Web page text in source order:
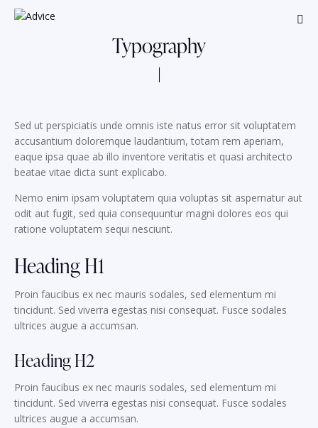
Typography
Sed ut perspiciatis unde omnis iste natus error sit voluptatem
accusantium doloremque laudantium, totam rem aperiam,
eaque ipsa quae ab illo inventore veritatis et quasi architecto
beatae vitae dicta sunt explicabo.
Nemo enim ipsam voluptatem quia voluptas sit aspernatur aut
odit aut fugit, sed quia consequuntur magni dolores eos qui
ratione voluptatem sequi nesciunt.
Heading H1
Proin faucibus ex nec mauris sodales, sed elementum mi
tincidunt. Sed viverra egestas nisi consequat. Fusce sodales
ultrices augue a accumsan.
Heading H2
Proin faucibus ex nec mauris sodales, sed elementum mi
tincidunt. Sed viverra egestas nisi consequat. Fusce sodales
ultrices augue a accumsan.